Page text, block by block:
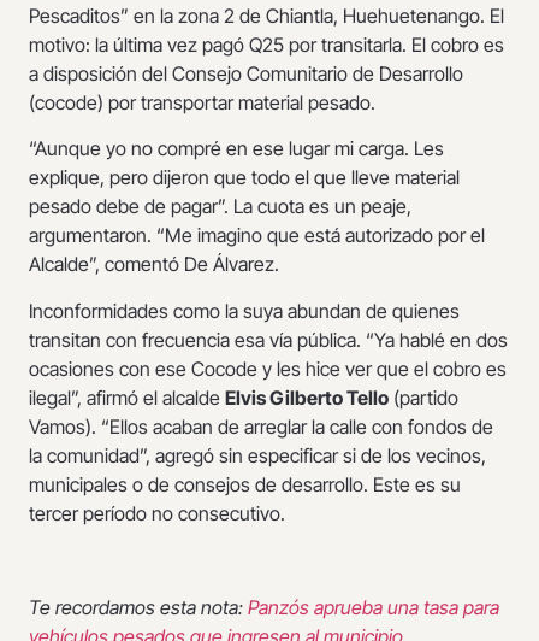
Pescaditos” en la zona 2 de Chiantla, Huehuetenango. El
motivo: la última vez pagó Q25 por transitarla. El cobro es
a disposición del Consejo Comunitario de Desarrollo
(cocode) por transportar material pesado.
“Aunque yo no compré en ese lugar mi carga. Les
explique, pero dijeron que todo el que lleve material
pesado debe de pagar”. La cuota es un peaje,
argumentaron. “Me imagino que está autorizado por el
Alcalde”, comentó De Álvarez.
Inconformidades como la suya abundan de quienes
transitan con frecuencia esa vía pública. “Ya hablé en dos
ocasiones con ese Cocode y les hice ver que el cobro es
ilegal”, afirmó el alcalde Elvis Gilberto Tello (partido
Vamos). “Ellos acaban de arreglar la calle con fondos de
la comunidad”, agregó sin especificar si de los vecinos,
municipales o de consejos de desarrollo. Este es su
tercer período no consecutivo.
Te recordamos esta nota: Panzós aprueba una tasa para